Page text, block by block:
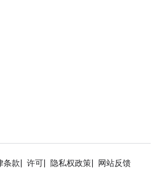
条款 许可 隐私权政策
网站反馈